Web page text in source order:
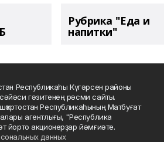
Рубрика "Еда и
напитки"
Республикаһы Күгәрсен районы
гәзитенең рәсми сайты.
Республикаһының Матбуғат
агентлығы, "Республика
йорто акционерҙар йәмғиәте.
данных